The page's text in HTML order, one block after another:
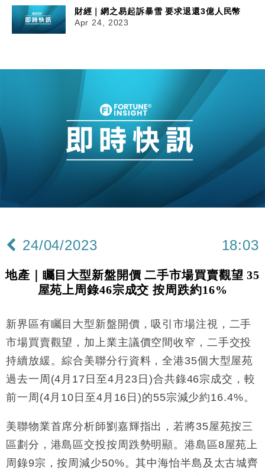
財經｜網之易起訴暴雪 要求退還3億人民幣
Apr 24, 2023
24/04/2023 18:03
地產｜矚目大型新盤開價 二手市場買賣觀望 35
屋苑上周錄46宗成交 按周跌約16%
新界區有矚目大型新盤開價，吸引市場注視，二手
市場買賣觀望，加上業主議價空間收窄，二手交投
持續放緩。綜合美聯分行資料，全港35個大型屋苑
過去一周(4月17日至4月23日)合共錄46宗成交，較
前一周(4月10日至4月16日)的55宗減少約16.4%。
美聯物業首席分析師劉嘉輝指出，若將35屋苑按三
區劃分，港島區交投按周跌勢明顯。港島區8屋苑上
周錄9宗，按周減少50%。其中海怡半島及太古城齊